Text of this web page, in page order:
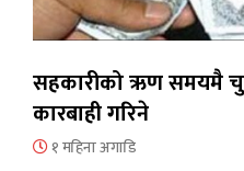
सहकारीको ऋण समयमै
कारबाही गरिने
१ महिना अगाडि